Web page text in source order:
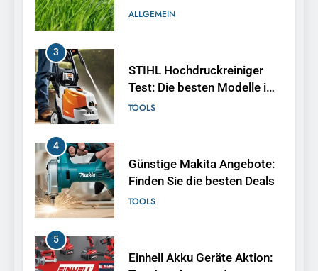
Vergleich
TOOLS
4
Günstige Makita Angebote:
Finden Sie die besten Deals
TOOLS
5
Einhell Akku Geräte Aktion:
Top Angebote und
Schnäppchen
TOOLS
6
Hochgrasmäher mieten in